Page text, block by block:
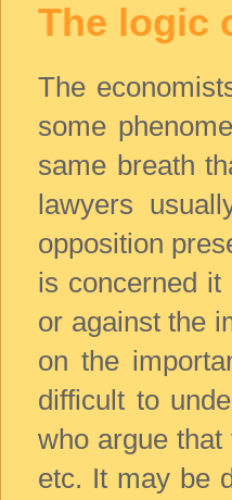
The logic
The
some
same breath
lawyers
opposition
is concerned
or against the
on the
difficult to
who argue
etc. It may be